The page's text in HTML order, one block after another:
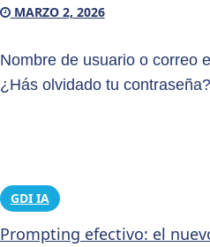
MARZO 2, 2026
Nombre de usuario o correo
¿Hás olvidado tu contraseña?
GDI IA
Prompting efectivo: el